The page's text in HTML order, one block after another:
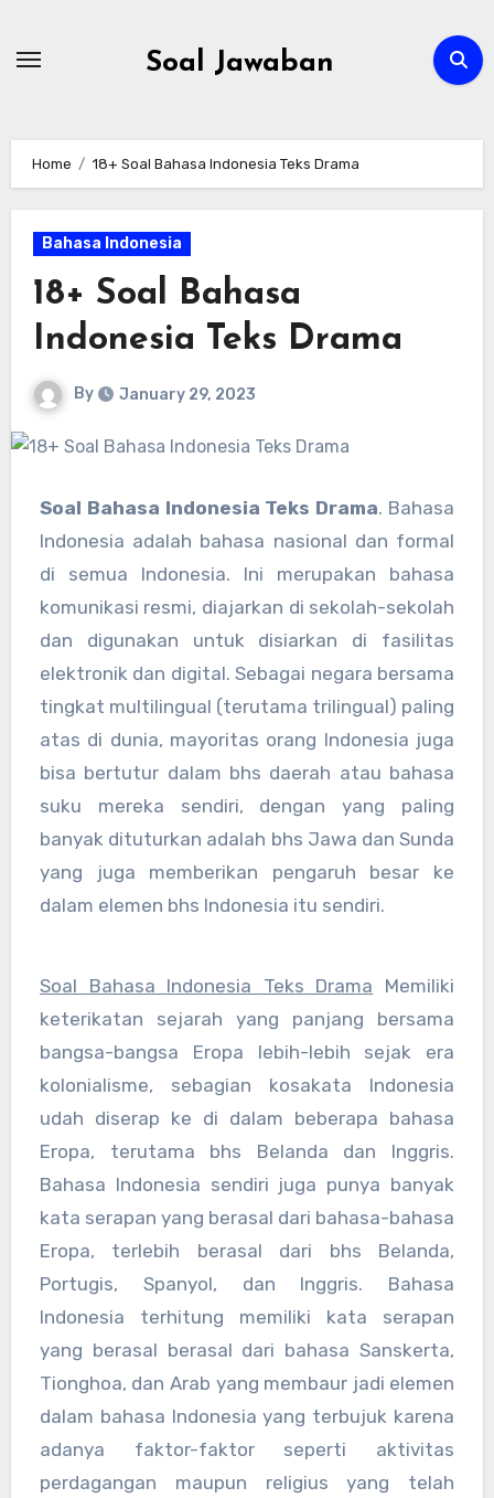
Soal Jawaban
Home 18+ Soal Bahasa Indonesia Teks Drama
Bahasa Indonesia
18+ Soal Bahasa
Indonesia Teks Drama
By January 29, 2023
Soal Bahasa Indonesia Teks Drama. Bahasa
Indonesia adalah bahasa nasional dan formal
di semua Indonesia. Ini merupakan bahasa
komunikasi resmi, diajarkan di sekolah-sekolah
dan digunakan untuk disiarkan di fasilitas
elektronik dan digital. Sebagai negara bersama
tingkat multilingual (terutama trilingual) paling
atas di dunia, mayoritas orang Indonesia juga
bisa bertutur dalam bhs daerah atau bahasa
suku mereka sendiri, dengan yang paling
banyak dituturkan adalah bhs Jawa dan Sunda
yang juga memberikan pengaruh besar ke
dalam elemen bhs Indonesia itu sendiri.
Soal Bahasa Indonesia Teks Drama Memiliki
keterikatan sejarah yang panjang bersama
bangsa-bangsa Eropa lebih-lebih sejak era
kolonialisme, sebagian kosakata Indonesia
udah diserap ke di dalam beberapa bahasa
Eropa, terutama bhs Belanda dan Inggris.
Bahasa Indonesia sendiri juga punya banyak
kata serapan yang berasal dari bahasa-bahasa
Eropa, terlebih berasal dari bhs Belanda,
Portugis, Spanyol, dan Inggris. Bahasa
Indonesia terhitung memiliki kata serapan
yang berasal berasal dari bahasa Sanskerta,
Tionghoa, dan Arab yang membaur jadi elemen
dalam bahasa Indonesia yang terbujuk karena
adanya faktor-faktor seperti aktivitas
perdagangan maupun religius yang telah